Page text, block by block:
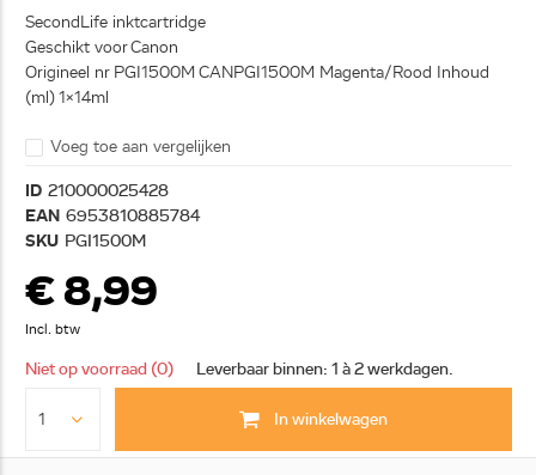
SecondLife inktcartridge
Geschikt voor Canon
Origineel nr PGI1500M CANPGI1500M Magenta/Rood Inhoud
(ml) 1x14ml
Voeg toe aan vergelijken
ID 210000025428
EAN 6953810885784
SKU PGI1500M
€ 8,99
Incl. btw
Niet op voorraad (0) Leverbaar binnen: 1 à 2 werkdagen.
In winkelwagen